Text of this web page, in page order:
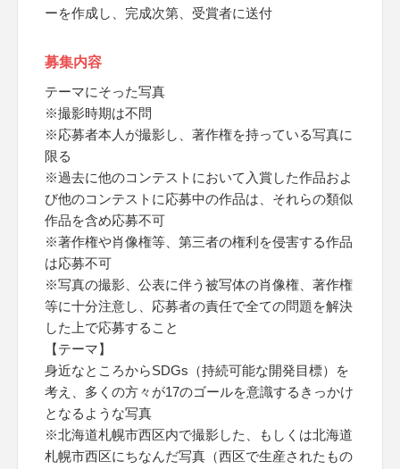
ーを作成し、完成次第、受賞者に送付
募集内容
テーマにそった写真
※撮影時期は不問
※応募者本人が撮影し、著作権を持っている写真に
限る
※過去に他のコンテストにおいて入賞した作品およ
び他のコンテストに応募中の作品は、それらの類似
作品を含め応募不可
※著作権や肖像権等、第三者の権利を侵害する作品
は応募不可
※写真の撮影、公表に伴う被写体の肖像権、著作権
等に十分注意し、応募者の責任で全ての問題を解決
した上で応募すること
【テーマ】
身近なところからSDGs（持続可能な開発目標）を
考え、多くの方々が17のゴールを意識するきっかけ
となるような写真
※北海道札幌市西区内で撮影した、もしくは北海道
札幌市西区にちなんだ写真（西区で生産されたもの